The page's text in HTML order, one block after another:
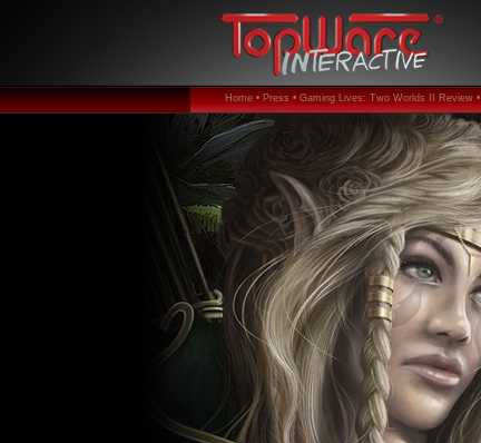
Home • Press • Gaming Lives: Two Worlds II Review •